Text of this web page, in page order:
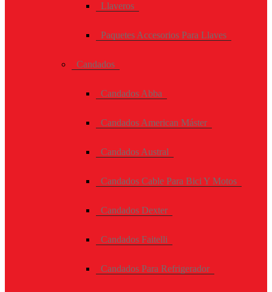
Llaveros
Paquetes Accesorios Para Llaves
Candados
Candados Abba
Candados American Máster
Candados Austral
Candados Cable Para Bici Y Motos
Candados Dexter
Candados Faitelli
Candados Para Refrigerador